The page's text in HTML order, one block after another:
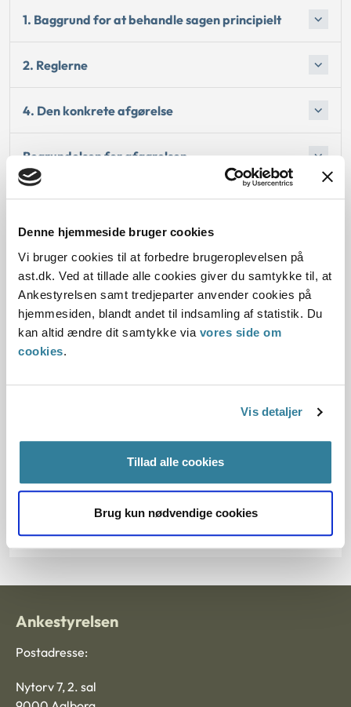
Denne hjemmeside bruger cookies
Vi bruger cookies til at forbedre brugeroplevelsen på
ast.dk. Ved at tillade alle cookies giver du samtykke til, at
Ankestyrelsen samt tredjeparter anvender cookies på
hjemmesiden, blandt andet til indsamling af statistik. Du
kan altid ændre dit samtykke via vores side om
cookies.
Vis detaljer
Tillad alle cookies
Brug kun nødvendige cookies
1. Baggrund for at behandle sagen principielt
2. Reglerne
4. Den konkrete afgørelse
Begrundelsen for afgørelsen
Bemærkninger til klagen
Dato for underskrift
17.05.2016
Offentliggørelsesdato
Journalnummer
Ankestyrelsen
Postadresse:
Nytorv 7, 2. sal